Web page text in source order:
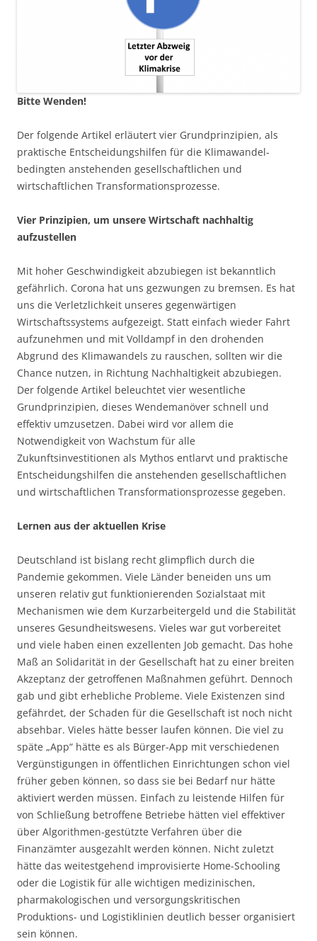
Bitte Wenden!
Der folgende Artikel erläutert vier Grundprinzipien, als
praktische Entscheidungshilfen für die Klimawandel-
bedingten anstehenden gesellschaftlichen und
wirtschaftlichen Transformationsprozesse.
Vier Prinzipien, um unsere Wirtschaft nachhaltig
aufzustellen
Mit hoher Geschwindigkeit abzubiegen ist bekanntlich
gefährlich. Corona hat uns gezwungen zu bremsen. Es hat
uns die Verletzlichkeit unseres gegenwärtigen
Wirtschaftssystems aufgezeigt. Statt einfach wieder Fahrt
aufzunehmen und mit Volldampf in den drohenden
Abgrund des Klimawandels zu rauschen, sollten wir die
Chance nutzen, in Richtung Nachhaltigkeit abzubiegen.
Der folgende Artikel beleuchtet vier wesentliche
Grundprinzipien, dieses Wendemanöver schnell und
effektiv umzusetzen. Dabei wird vor allem die
Notwendigkeit von Wachstum für alle
Zukunftsinvestitionen als Mythos entlarvt und praktische
Entscheidungshilfen die anstehenden gesellschaftlichen
und wirtschaftlichen Transformationsprozesse gegeben.
Lernen aus der aktuellen Krise
Deutschland ist bislang recht glimpflich durch die
Pandemie gekommen. Viele Länder beneiden uns um
unseren relativ gut funktionierenden Sozialstaat mit
Mechanismen wie dem Kurzarbeitergeld und die Stabilität
unseres Gesundheitswesens. Vieles war gut vorbereitet
und viele haben einen exzellenten Job gemacht. Das hohe
Maß an Solidarität in der Gesellschaft hat zu einer breiten
Akzeptanz der getroffenen Maßnahmen geführt. Dennoch
gab und gibt erhebliche Probleme. Viele Existenzen sind
gefährdet, der Schaden für die Gesellschaft ist noch nicht
absehbar. Vieles hätte besser laufen können. Die viel zu
späte „App“ hätte es als Bürger-App mit verschiedenen
Vergünstigungen in öffentlichen Einrichtungen schon viel
früher geben können, so dass sie bei Bedarf nur hätte
aktiviert werden müssen. Einfach zu leistende Hilfen für
von Schließung betroffene Betriebe hätten viel effektiver
über Algorithmen-gestützte Verfahren über die
Finanzämter ausgezahlt werden können. Nicht zuletzt
hätte das weitestgehend improvisierte Home-Schooling
oder die Logistik für alle wichtigen medizinischen,
pharmakologischen und versorgungskritischen
Produktions- und Logistiklinien deutlich besser organisiert
sein können.